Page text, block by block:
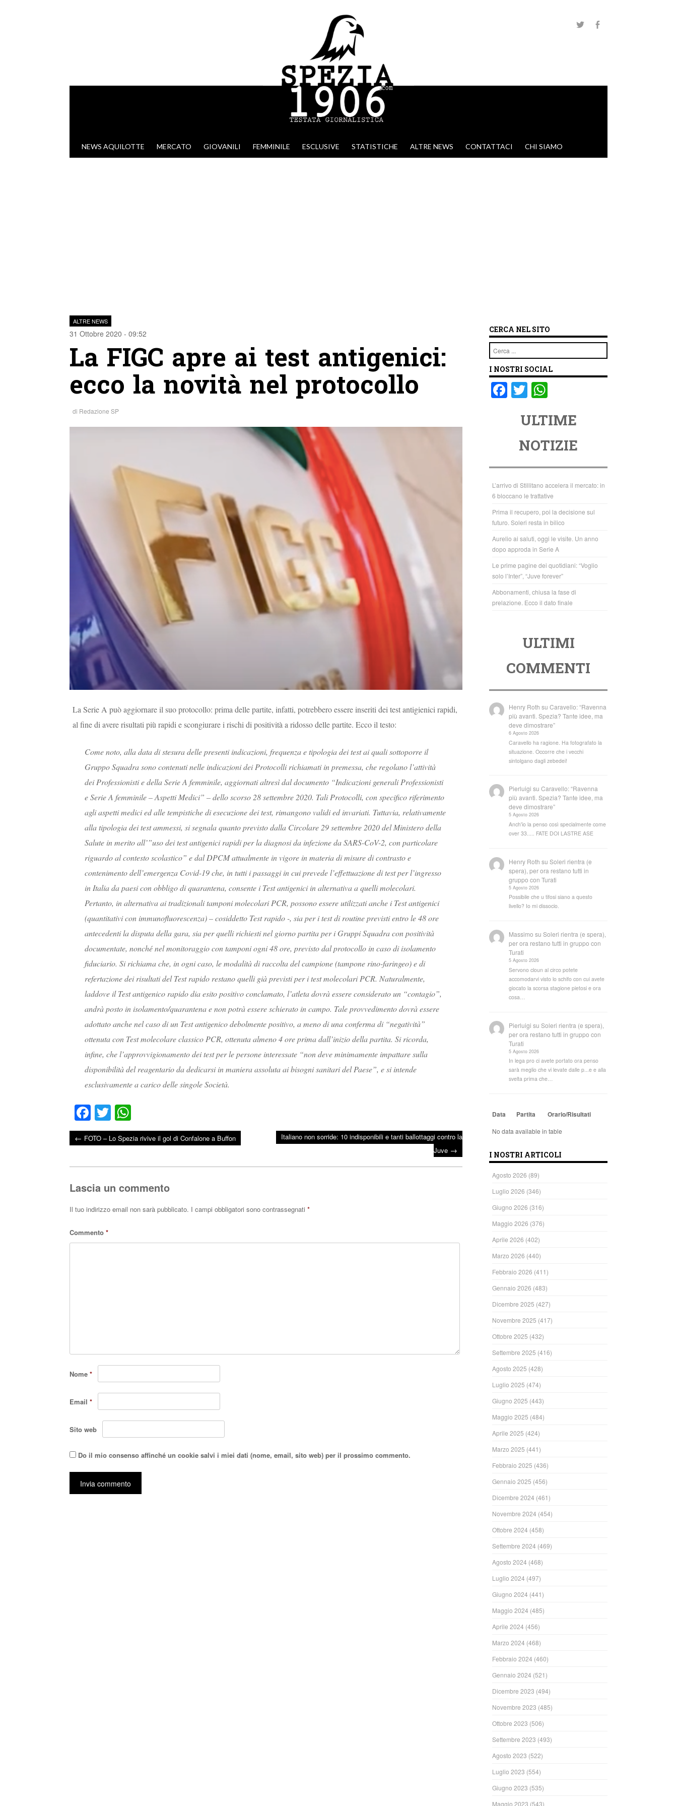
VAI AL CONTENUTO
NEWS AQUILOTTE MERCATO GIOVANILI FEMMINILE ESCLUSIVE STATISTICHE ALTRE NEWS CONTATTACI CHI SIAMO
ALTRE NEWS
31 Ottobre 2020 - 09:52
La FIGC apre ai test antigenici:
ecco la novità nel protocollo
di Redazione SP
La Serie A può aggiornare il suo protocollo: prima delle partite, infatti, potrebbero essere inseriti dei test antigienici rapidi,
al fine di avere risultati più rapidi e scongiurare i rischi di positività a ridosso delle partite. Ecco il testo:
Come noto, alla data di stesura delle presenti indicazioni, frequenza e tipologia dei test ai quali sottoporre il
Gruppo Squadra sono contenuti nelle indicazioni dei Protocolli richiamati in premessa, che regolano l’attività
dei Professionisti e della Serie A femminile, aggiornati altresì dal documento “Indicazioni generali Professionisti
e Serie A femminile – Aspetti Medici” – dello scorso 28 settembre 2020. Tali Protocolli, con specifico riferimento
agli aspetti medici ed alle tempistiche di esecuzione dei test, rimangono validi ed invariati. Tuttavia, relativamente
alla tipologia dei test ammessi, si segnala quanto previsto dalla Circolare 29 settembre 2020 del Ministero della
Salute in merito all’”uso dei test antigenici rapidi per la diagnosi da infezione da SARS-CoV-2, con particolare
riguardo al contesto scolastico” e dal DPCM attualmente in vigore in materia di misure di contrasto e
contenimento dell’emergenza Covid-19 che, in tutti i passaggi in cui prevede l’effettuazione di test per l’ingresso
in Italia da paesi con obbligo di quarantena, consente i Test antigenici in alternativa a quelli molecolari.
Pertanto, in alternativa ai tradizionali tamponi molecolari PCR, possono essere utilizzati anche i Test antigenici
(quantitativi con immunofluorescenza) – cosiddetto Test rapido -, sia per i test di routine previsti entro le 48 ore
antecedenti la disputa della gara, sia per quelli richiesti nel giorno partita per i Gruppi Squadra con positività
documentate, nonché nel monitoraggio con tamponi ogni 48 ore, previsto dal protocollo in caso di isolamento
fiduciario. Si richiama che, in ogni caso, le modalità di raccolta del campione (tampone rino-faringeo) e di
refertazione dei risultati del Test rapido restano quelli già previsti per i test molecolari PCR. Naturalmente,
laddove il Test antigenico rapido dia esito positivo conclamato, l’atleta dovrà essere considerato un “contagio”,
andrà posto in isolamento/quarantena e non potrà essere schierato in campo. Tale provvedimento dovrà essere
adottato anche nel caso di un Test antigenico debolmente positivo, a meno di una conferma di “negatività”
ottenuta con Test molecolare classico PCR, ottenuta almeno 4 ore prima dall’inizio della partita. Si ricorda,
infine, che l’approvvigionamento dei test per le persone interessate “non deve minimamente impattare sulla
disponibilità del reagentario da dedicarsi in maniera assoluta ai bisogni sanitari del Paese”, e si intende
esclusivamente a carico delle singole Società.
Fa
ce
bo
ok
T
wi
tte
r
ha
ts
A
← FOTO – Lo Spezia rivive il gol di Confalone a Buffon
Italiano non sorride: 10 indisponibili e tanti ballottaggi contro la
Juve →
Lascia un commento
Il tuo indirizzo email non sarà pubblicato. I campi obbligatori sono contrassegnati *
Commento *
Nome *
Email *
Sito web
Do il mio consenso affinché un cookie salvi i miei dati (nome, email, sito web) per il prossimo commento.
CERCA NEL SITO
Cerca
I NOSTRI SOCIAL
F
o
o
k
T
tt
er
at
s
A
p
p
ULTIME
NOTIZIE
L’arrivo di Stillitano accelera il mercato: in
6 bloccano le trattative
Prima il recupero, poi la decisione sul
futuro. Soleri resta in bilico
Aurelio ai saluti, oggi le visite. Un anno
dopo approda in Serie A
Le prime pagine dei quotidiani: “Voglio
solo l’Inter”, “Juve forever”
Abbonamenti, chiusa la fase di
prelazione. Ecco il dato finale
ULTIMI
COMMENTI
Henry Roth suCaravello: “Ravenna
più avanti. Spezia? Tante idee, ma
deve dimostrare”
6 Agosto 2026
Caravello ha ragione. Ha fotografato la
situazione. Occorre che i vecchi
sintolgano dagli zebedei!
Pierluigi suCaravello: “Ravenna
più avanti. Spezia? Tante idee, ma
deve dimostrare”
5 Agosto 2026
Anch'io la penso così specialmente come
over 33..... FATE DOI LASTRE ASE
Henry Roth suSoleri rientra (e
spera), per ora restano tutti in
gruppo con Turati
5 Agosto 2026
Possibile che u tifosi siano a questo
livello? Io mi dissocio.
Massimo suSoleri rientra (e spera),
per ora restano tutti in gruppo con
Turati
5 Agosto 2026
Servono cloun al circo potete
accomodarvi visto lo schifo con cui avete
giocato la scorsa stagione pietosi e ora
cosa…
Pierluigi suSoleri rientra (e spera),
per ora restano tutti in gruppo con
Turati
5 Agosto 2026
In lega pro ci avete portato ora penso
sarà meglio che vi levate dalle p...e e alla
svelta prima che…
Data Partita Orario/Risultati
No data available in table
I NOSTRI ARTICOLI
Agosto 2026 (89)
Luglio 2026 (346)
Giugno 2026 (316)
Maggio 2026 (376)
Aprile 2026 (402)
Marzo 2026 (440)
Febbraio 2026 (411)
Gennaio 2026 (483)
Dicembre 2025 (427)
Novembre 2025 (417)
Ottobre 2025 (432)
Settembre 2025 (416)
Agosto 2025 (428)
Luglio 2025 (474)
Giugno 2025 (443)
Maggio 2025 (484)
Aprile 2025 (424)
Marzo 2025 (441)
Febbraio 2025 (436)
Gennaio 2025 (456)
Dicembre 2024 (461)
Novembre 2024 (454)
Ottobre 2024 (458)
Settembre 2024 (469)
Agosto 2024 (468)
Luglio 2024 (497)
Giugno 2024 (441)
Maggio 2024 (485)
Aprile 2024 (456)
Marzo 2024 (468)
Febbraio 2024 (460)
Gennaio 2024 (521)
Dicembre 2023 (494)
Novembre 2023 (485)
Ottobre 2023 (506)
Settembre 2023 (493)
Agosto 2023 (522)
Luglio 2023 (554)
Giugno 2023 (535)
Maggio 2023 (543)